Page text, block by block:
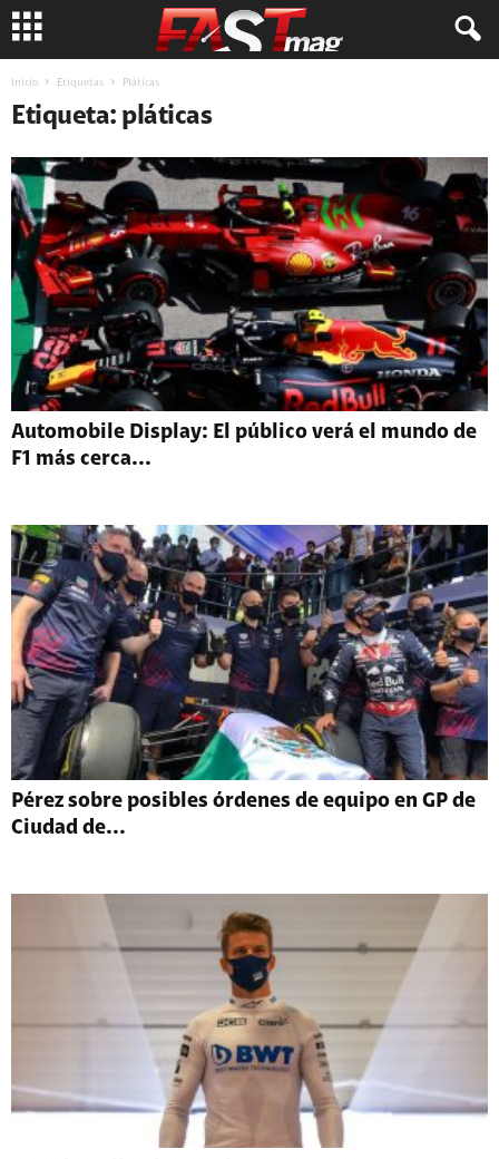
Inicio Etiquetas Pláticas
Etiqueta: pláticas
Automobile Display: El público verá el mundo de
F1 más cerca...
Pérez sobre posibles órdenes de equipo en GP de
Ciudad de...